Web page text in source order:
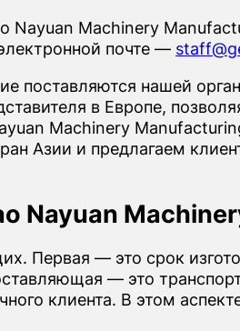
Machinery
почте —
нашей
в Европе,
Machinery
Азии и предлагаем
Nayuan
Первая — это срок
— это
клиента. В этом